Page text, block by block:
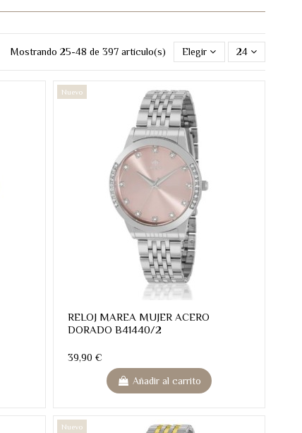
Mostrando 25-48 de 397 artículo(s) Elegir 24
Nuevo
RELOJ MAREA MUJER ACERO
DORADO B41440/2
39,90 €
Añadir al carrito
Nuevo